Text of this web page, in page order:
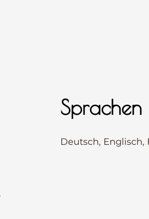
Sprachen
Deutsch, Englisch,